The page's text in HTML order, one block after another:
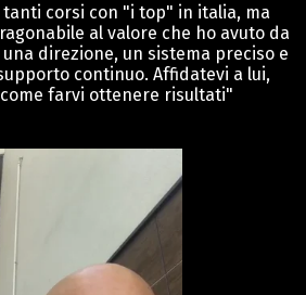
corsi con "i top" in italia, ma
al valore che ho avuto da
direzione, un sistema preciso e
continuo. Affidatevi a lui,
farvi ottenere risultati"